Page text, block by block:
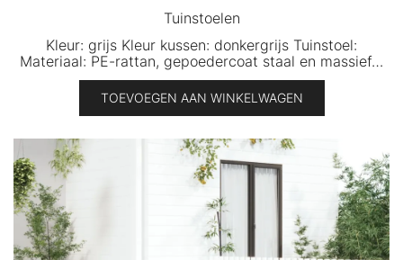
Tuinstoelen
Kleur: grijs Kleur kussen: donkergrijs Tuinstoel:
Materiaal: PE-rattan, gepoedercoat staal en massief…
TOEVOEGEN AAN WINKELWAGEN